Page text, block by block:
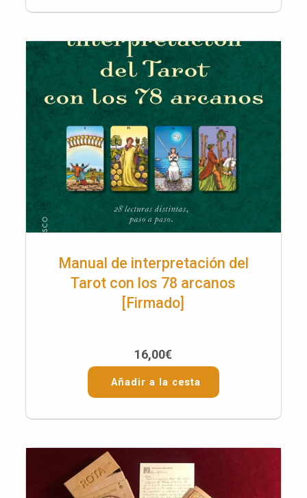
Manual de interpretación del
Tarot con los 78 arcanos
[Firmado]
16,00€
Añadir a la cesta